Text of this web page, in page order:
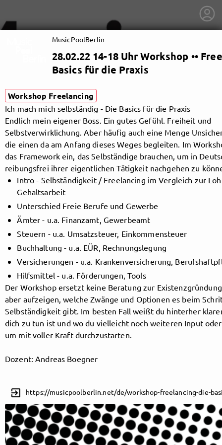
getnext to MusicPoolBerlin
Follow MusicPoolBerlin here!
About Posts Guestbook Shop
MusicPoolBerlin
28.02.22 14-18 Uhr Workshop ••
Basics für die Praxis
Workshop Freelancing
Ich mach mich selbständig - Die Basics für die Praxis
Endlich mein eigener Boss. Ein gutes Gefühl. Freiheit und
Selbstverwirklichung. Aber häufig auch eine Menge
die einen da am Anfang dieses Weges begleiten. Im
das Framework ein, das Selbständige brauchen, um in
reibungsfrei ihrer eigentlichen Tätigkeit nachgehen zu
Intro - Selbständigkeit / Freelancing im Vergleich zur
Gehaltsarbeit
Unterschied Freie Berufe und Gewerbe
Ämter - u.a. Finanzamt, Gewerbeamt
Steuern - u.a. Umsatzsteuer, Einkommensteuer
Buchhaltung - u.a. EÜR, Rechnungslegung
Versicherungen - u.a. Krankenversicherung,
Hilfsmittel - u.a. Förderungen, Tools
Der Workshop ersetzt keine Beratung zur
aber aufzeigen, welche Zwänge und Optionen es beim
Selbständigkeit gibt. Im besten Fall weißt du hinterher
dich zu tun ist und wo du vielleicht noch weiteren Input
um mit voller Kraft durchzustarten.
Dozent: Andreas Boegner
exit_to_app https://musicpoolberlin.net/de/workshop-freelancing-die-
Follow
MusicPoolBerlin, and
immediately
get access to all exclusive posts.